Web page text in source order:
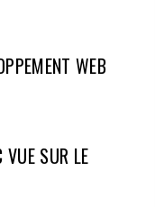
WEB
VUE SUR LE